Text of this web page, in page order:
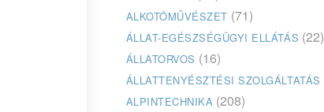
ALKOTÓMŰVÉSZET (71)
ÁLLAT-EGÉSZSÉGÜGYI ELLÁTÁS (22)
ÁLLATORVOS (16)
ÁLLATTENYÉSZTÉSI SZOLGÁLTATÁS
ALPINTECHNIKA (208)